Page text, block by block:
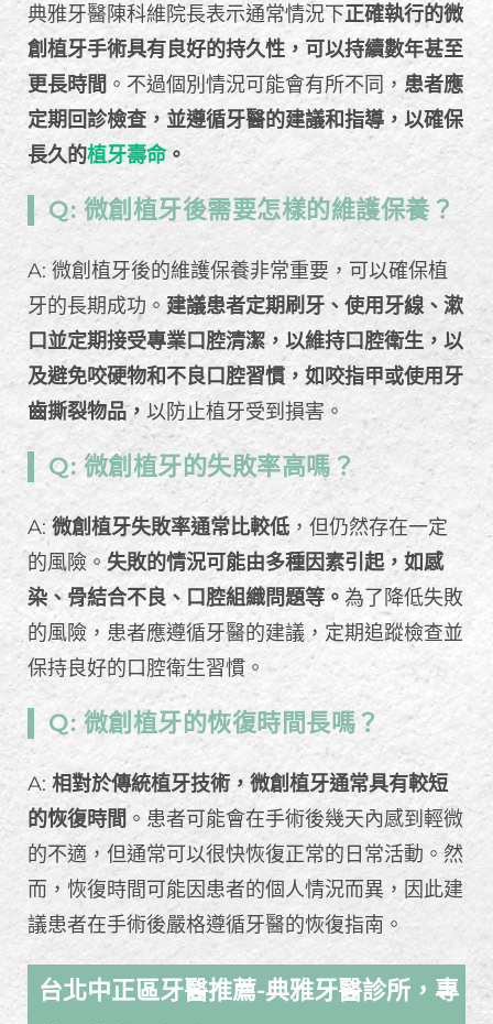
典雅牙醫陳科維院長表示通常情況下正確執行的微
創植牙手術具有良好的持久性，可以持續數年甚至
更長時間 。不過個別情況可能會有所不同， 患者應
定期回診檢查，並遵循牙醫的建議和指導，以確保
長久的植牙壽命。
Q: 微創植牙後需要怎樣的維護保養？
A: 微創植牙後的維護保養非常重要，可以確保植
牙的長期成功。 建議患者定期刷牙、使用牙線、漱
口並定期接受專業口腔清潔，以維持口腔衛生，以
及避免咬硬物和不良口腔習慣，如咬指甲或使用牙
齒撕裂物品， 以防止植牙受到損害。
Q: 微創植牙的失敗率高嗎？
A: 微創植牙失敗率通常比較低 ，但仍然存在一定
的風險。失敗的情況可能由多種因素引起，如感
染、骨結合不良、口腔組織問題等。 為了降低失敗
的風險，患者應遵循牙醫的建議，定期追蹤檢查並
保持良好的口腔衛生習慣。
Q: 微創植牙的恢復時間長嗎？
A: 相對於傳統植牙技術，微創植牙通常具有較短
的恢復時間 。患者可能會在手術後幾天內感到輕微
的不適，但通常可以很快恢復正常的日常活動。然
而，恢復時間可能因患者的個人情況而異，因此建
議患者在手術後嚴格遵循牙醫的恢復指南。
台北中正區牙醫推薦-典雅牙醫診所，專